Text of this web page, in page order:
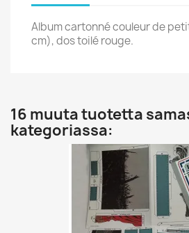
Album cartonné couleur de
cm), dos toilé rouge.
16 muuta tuotetta
kategoriassa: